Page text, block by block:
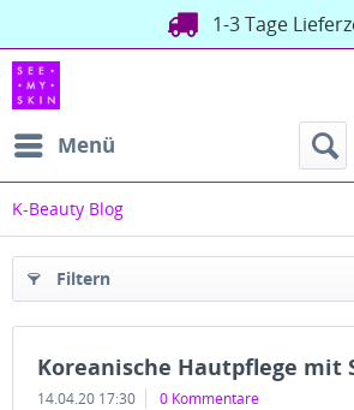
1-3 Tage
Menü
K-Beauty Blog
Filtern
Koreanische Hautpflege mit
14.04.20 17:30 0 Kommentare